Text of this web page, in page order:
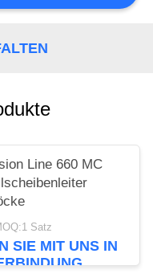
Line 660 MC
Satz
SIE MIT UNS IN